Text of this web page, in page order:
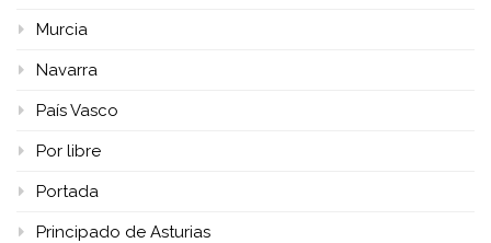
Murcia
Navarra
País Vasco
Por libre
Portada
Principado de Asturias